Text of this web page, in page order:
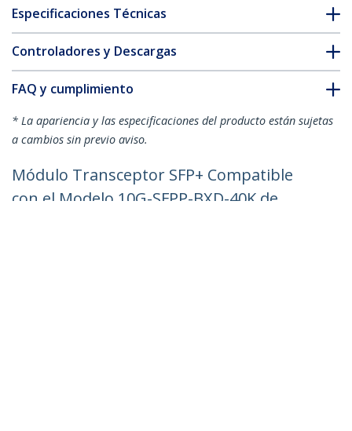
Especificaciones Técnicas
Controladores y Descargas
FAQ y cumplimiento
* La apariencia y las especificaciones del producto están sujetas
a cambios sin previo aviso.
Módulo Transceptor SFP+ Compatible
con el Modelo 10G-SFPP-BXD-40K de